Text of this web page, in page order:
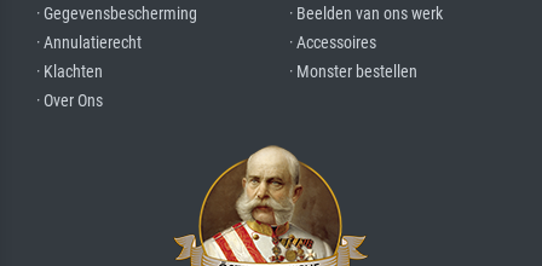
· Gegevensbescherming
· Annulatierecht
· Klachten
· Over Ons
· Beelden van ons werk
· Accessoires
· Monster bestellen